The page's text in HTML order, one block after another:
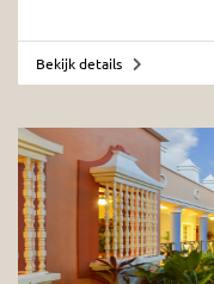
Bekijk details